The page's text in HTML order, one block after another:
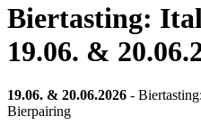
Biertasting:
19.06. &
19.06. & 20.06.2026 -
Bierpairing